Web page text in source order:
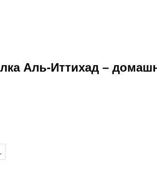
Аль-Иттихад –